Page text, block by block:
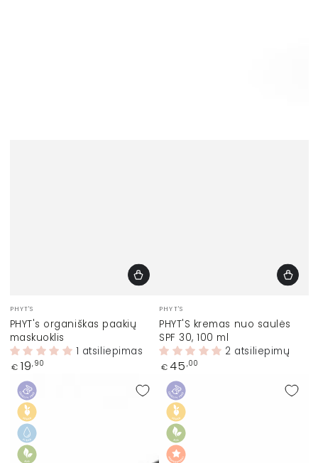
Prekinis
ženklas:
PHYT'S
PHYT's organiškas paakių
maskuoklis
1 atsiliepimas
Įprasta
€ 19,90
Prekinis
ženklas:
PHYT'S
PHYT'S kremas nuo saulės
SPF 30, 100 ml
2 atsiliepimų
Įprasta
€ 45 ,00